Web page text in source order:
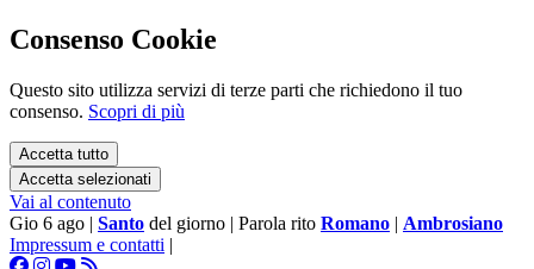
Consenso Cookie
Questo sito utilizza servizi di terze parti che richiedono il tuo
consenso. Scopri di più
Accetta tutto
Accetta selezionati
Vai al contenuto
Gio 6 ago | Santo del giorno | Parola rito Romano | Ambrosiano
Impressum e contatti |